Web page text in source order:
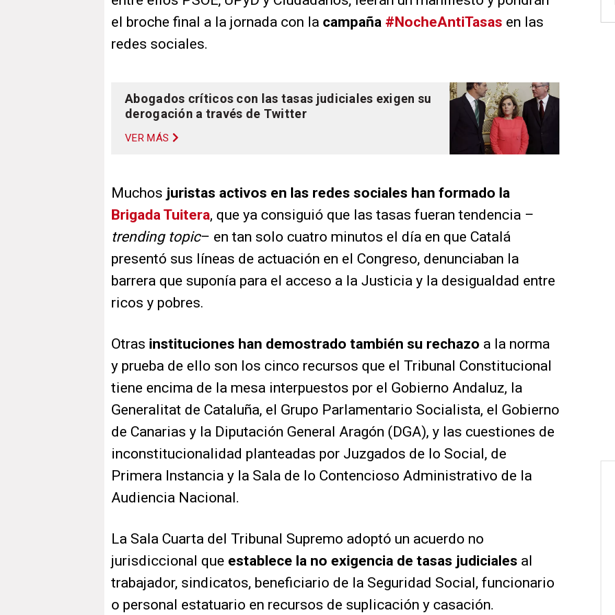
el broche final a la jornada con la campaña #NocheAntiTasas en las
redes sociales.
Abogados críticos con las tasas judiciales exigen su
derogación a través de Twitter
VER MÁS
Muchos juristas activos en las redes sociales han formado la
Brigada Tuitera, que ya consiguió que las tasas fueran tendencia –
trending topic– en tan solo cuatro minutos el día en que Catalá
presentó sus líneas de actuación en el Congreso, denunciaban la
barrera que suponía para el acceso a la Justicia y la desigualdad entre
ricos y pobres.
Otras instituciones han demostrado también su rechazo a la norma
y prueba de ello son los cinco recursos que el Tribunal Constitucional
tiene encima de la mesa interpuestos por el Gobierno Andaluz, la
Generalitat de Cataluña, el Grupo Parlamentario Socialista, el Gobierno
de Canarias y la Diputación General Aragón (DGA), y las cuestiones de
inconstitucionalidad planteadas por Juzgados de lo Social, de
Primera Instancia y la Sala de lo Contencioso Administrativo de la
Audiencia Nacional.
La Sala Cuarta del Tribunal Supremo adoptó un acuerdo no
jurisdiccional que establece la no exigencia de tasas judiciales al
trabajador, sindicatos, beneficiario de la Seguridad Social, funcionario
o personal estatuario en recursos de suplicación y casación.